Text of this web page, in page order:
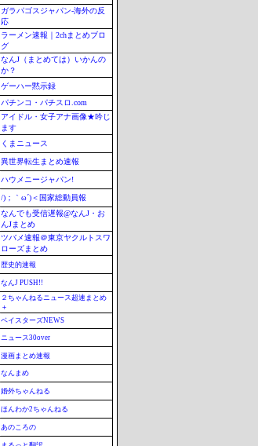
ガラパゴスジャパン-海外の反
応
ラーメン速報｜2chまとめブロ
グ
なんJ（まとめては）いかんの
か？
ゲーハー黙示録
パチンコ・パチスロ.com
アイドル・女子アナ画像★吟じ
ます
くまニュース
異世界転生まとめ速報
ハウメニージャパン!
/)；｀ω´)＜国家総動員報
なんでも受信遅報@なんJ・お
んJまとめ
ツバメ速報＠東京ヤクルトスワ
ローズまとめ
歴史的速報
なんJ PUSH!!
２ちゃんねるニュース超速まとめ
＋
ベイスターズNEWS
ニュース30over
漫画まとめ速報
なんまめ
婚外ちゃんねる
ほんわか2ちゃんねる
あのころの